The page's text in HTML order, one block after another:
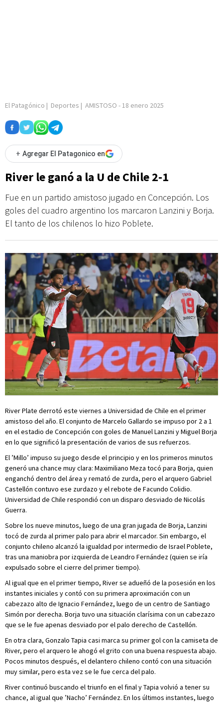
El Patagónico | Deportes | AMISTOSO - 18 enero 2025
+ Agregar El Patagonico en
River le ganó a la U de Chile 2-1
Fue en un partido amistoso jugado en Concepción. Los
goles del cuadro argentino los marcaron Lanzini y Borja.
El tanto de los chilenos lo hizo Poblete.
River Plate derrotó este viernes a Universidad de Chile en el primer
amistoso del año. El conjunto de Marcelo Gallardo se impuso por 2 a 1
en el estadio de Concepción con goles de Manuel Lanzini y Miguel Borja
en lo que significó la presentación de varios de sus refuerzos.
El ’Millo’ impuso su juego desde el principio y en los primeros minutos
generó una chance muy clara: Maximiliano Meza tocó para Borja, quien
enganchó dentro del área y remató de zurda, pero el arquero Gabriel
Castellón contuvo ese zurdazo y el rebote de Facundo Colidio.
Universidad de Chile respondió con un disparo desviado de Nicolás
Guerra.
Sobre los nueve minutos, luego de una gran jugada de Borja, Lanzini
tocó de zurda al primer palo para abrir el marcador. Sin embargo, el
conjunto chileno alcanzó la igualdad por intermedio de Israel Poblete,
tras una maniobra por izquierda de Leandro Fernández (quien se iría
expulsado sobre el cierre del primer tiempo).
Al igual que en el primer tiempo, River se adueñó de la posesión en los
instantes iniciales y contó con su primera aproximación con un
cabezazo alto de Ignacio Fernández, luego de un centro de Santiago
Simón por derecha. Borja tuvo una situación clarísima con un cabezazo
que se le fue apenas desviado por el palo derecho de Castellón.
En otra clara, Gonzalo Tapia casi marca su primer gol con la camiseta de
River, pero el arquero le ahogó el grito con una buena respuesta abajo.
Pocos minutos después, el delantero chileno contó con una situación
muy similar, pero esta vez se le fue cerca del palo.
River continuó buscando el triunfo en el final y Tapia volvió a tener su
chance, al igual que ’Nacho’ Fernández. En los últimos instantes, luego